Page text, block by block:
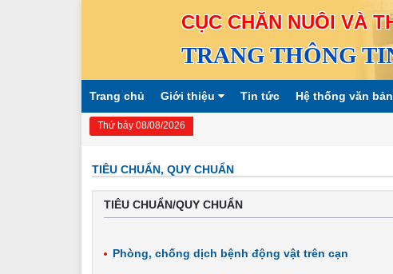
CỤC CHĂN NUÔI VÀ
TRANG THÔNG
Trang chủ Giới thiệu Tin tức Hệ thống văn bản
Thứ bảy 08/08/2026
TIÊU CHUẨN, QUY CHUẨN
TIÊU CHUẨN/QUY CHUẨN
Phòng, chống dịch bệnh động vật trên cạn